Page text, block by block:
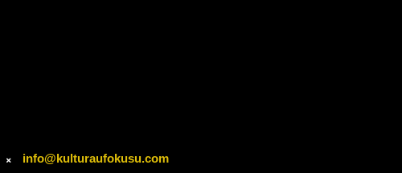
info@kulturaufokusu.com